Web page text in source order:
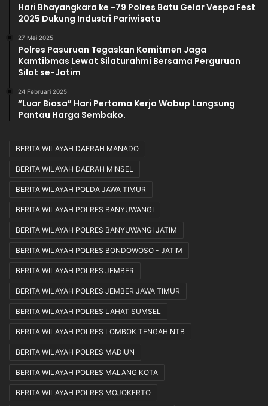
Hari Bhayangkara ke -79 Polres Batu Gelar Vespa Fest
2025 Dukung Industri Pariwisata
27 Mei 2025
Polres Pasuruan Tegaskan Komitmen Jaga
Kamtibmas Lewat Silaturahmi Bersama Perguruan
Silat se-Jatim
24 Februari 2025
“Luar Biasa” Hari Pertama Kerja Wabup Langsung
Pantau Harga Sembako.
BERITA WILAYAH DAERAH MANADO
BERITA WILAYAH DAERAH MINSEL
BERITA WILAYAH POLDA JAWA TIMUR
BERITA WILAYAH POLRES BANYUWANGI
BERITA WILAYAH POLRES BANYUWANGI JATIM
BERITA WILAYAH POLRES BONDOWOSO - JATIM
BERITA WILAYAH POLRES JEMBER
BERITA WILAYAH POLRES JEMBER JAWA TIMUR
BERITA WILAYAH POLRES LAHAT SUMSEL
BERITA WILAYAH POLRES LOMBOK TENGAH NTB
BERITA WILAYAH POLRES MADIUN
BERITA WILAYAH POLRES MALANG KOTA
BERITA WILAYAH POLRES MOJOKERTO